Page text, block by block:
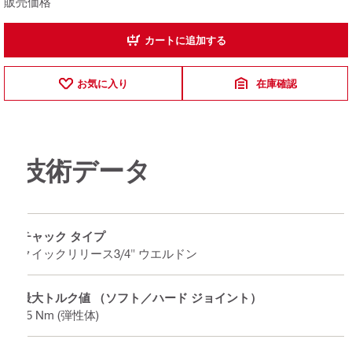
カートに追加する
お気に入り 在庫確認
技術データ
チャック タイプ
クイックリリース3/4" ウエルドン
最大トルク値 （ソフト／ハード ジョイント）
45 Nm (弾性体)